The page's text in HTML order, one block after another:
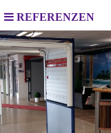
REFERENZEN